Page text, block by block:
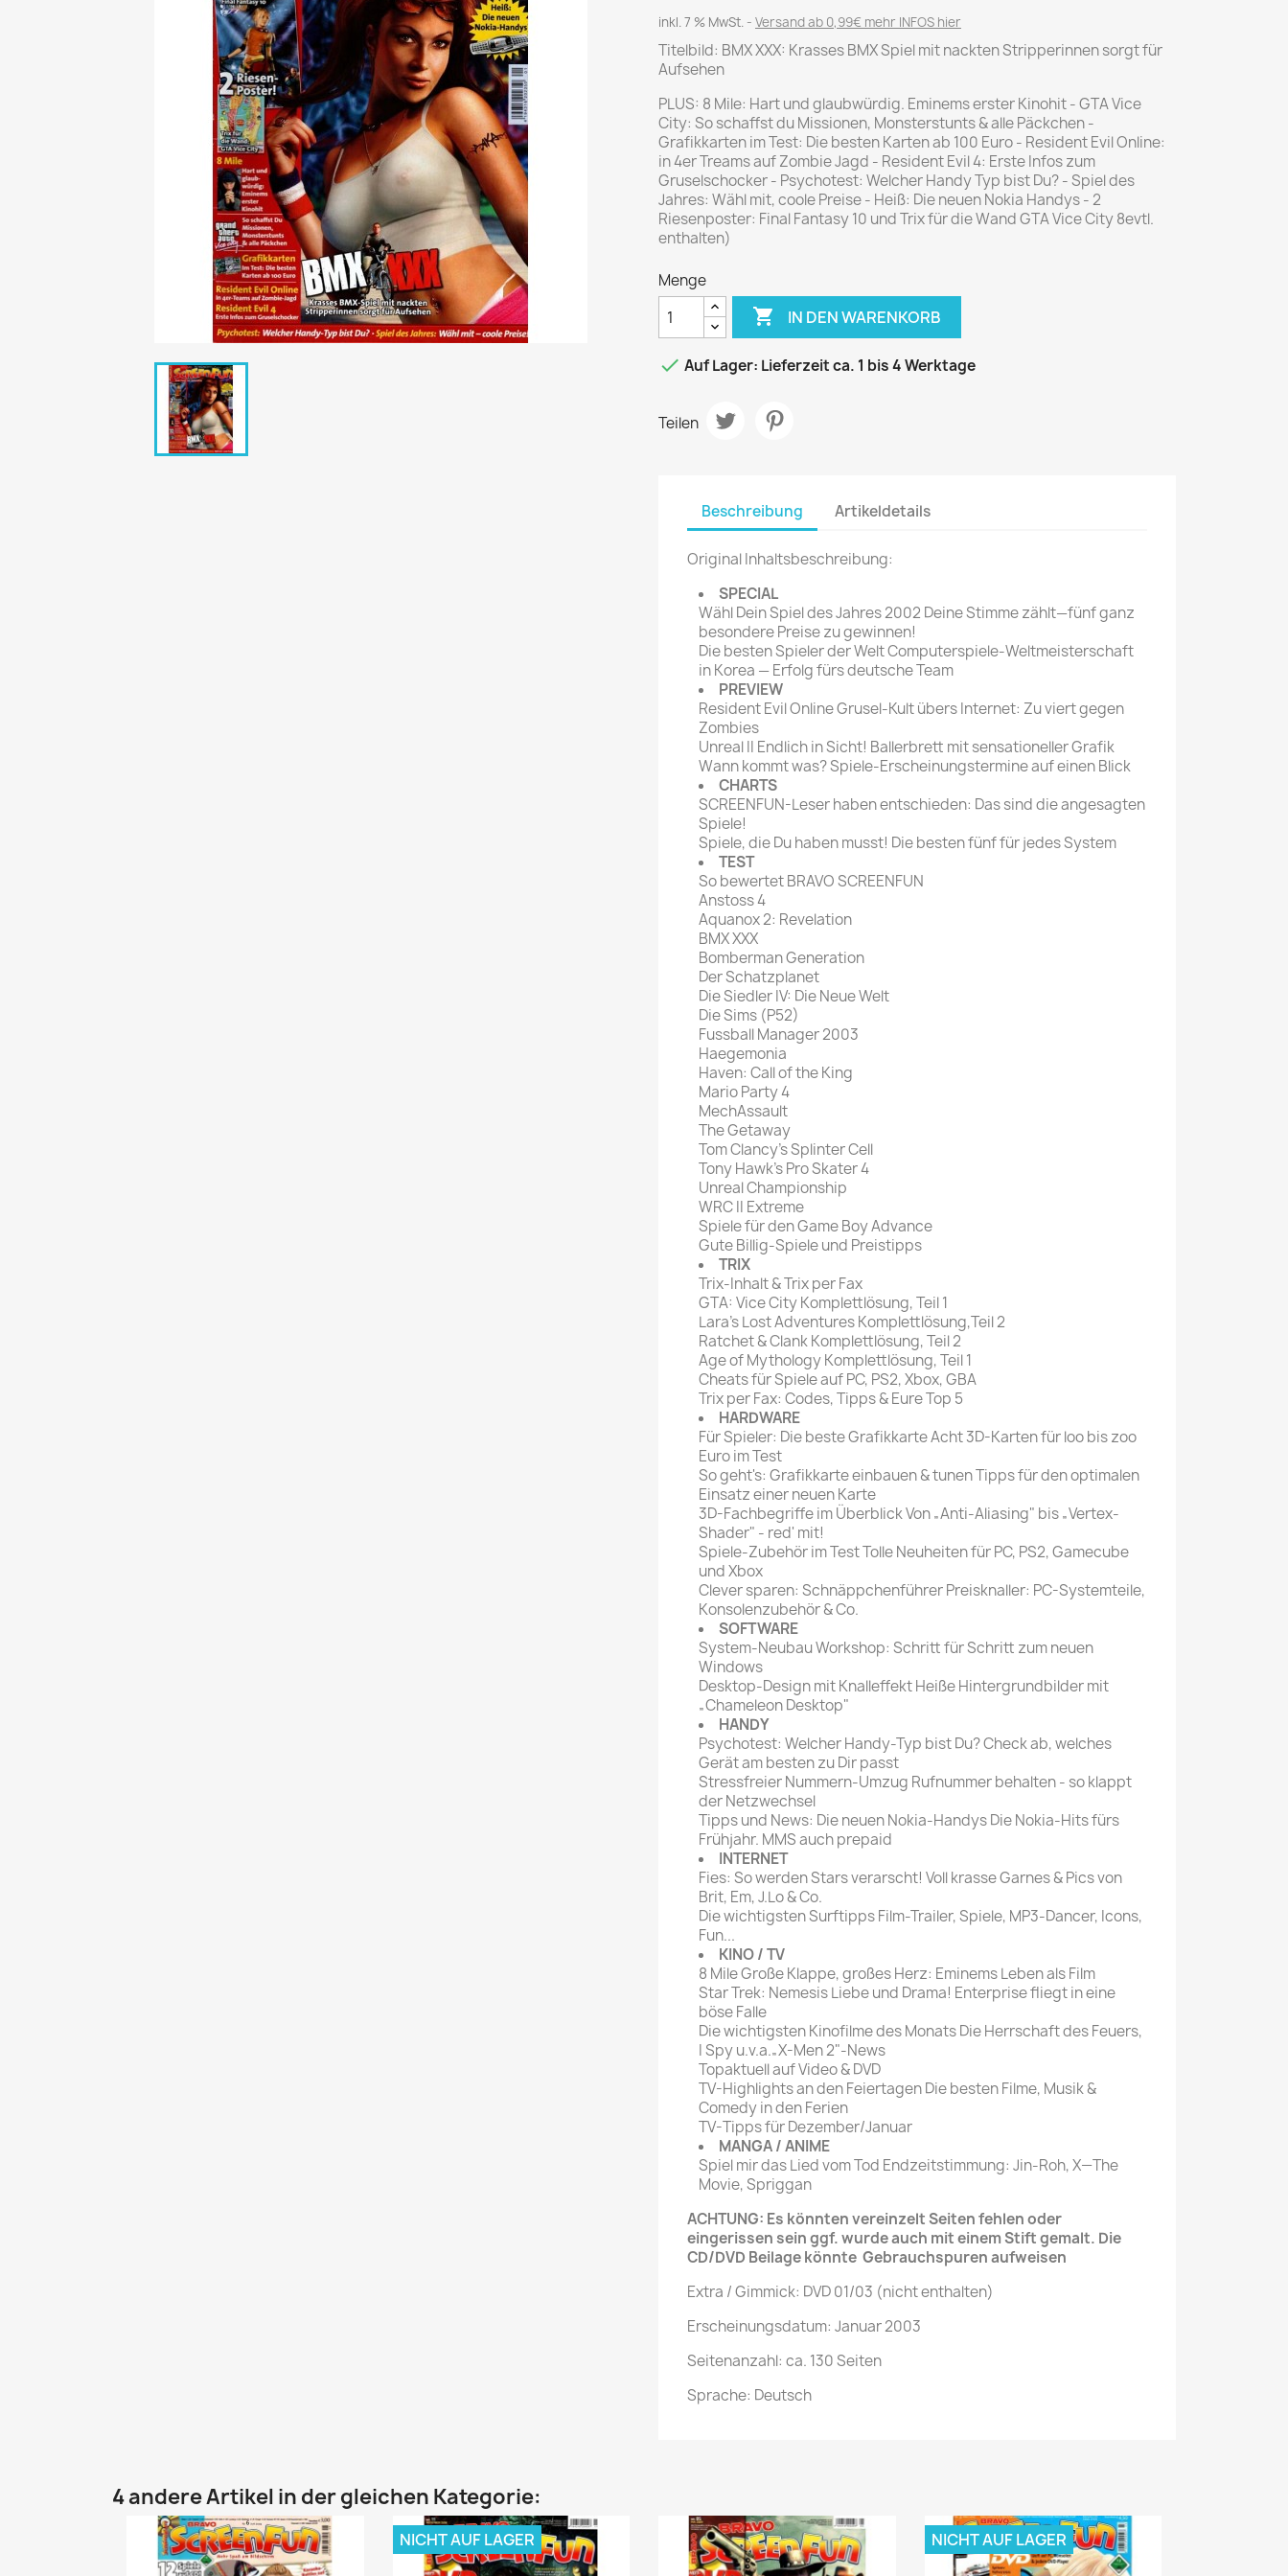
POP Rocky
Yam!
Gute Fahrt
Klassik Motorrad
Motor Klassik
Motorrad Classic
Motorrad Zeitschrift
Oldtimer Markt
Programmhefte Rennen
Rallye Racing
TOURENFAHRER
P.M. Biografie
PM Magazin
MUSIK
Breakout
Graceland
JUICE
MODE
Anna burda
Der Stern
Für Sie
URLAUB
TAGES &
WOCHENZEITUNGEN
Bildzeitung
Frankfurter Allgemeine
Magazin
Frankfurter Illustrierte
SONSTIGE
Sonstige
Magazine
inkl. 7 % MwSt. Versand ab 0,99€ mehr INFOS hier
Titelbild: BMX XXX: Krasses BMX Spiel mit nackten Stripperinnen sorgt für
Aufsehen
PLUS: 8 Mile: Hart und glaubwürdig. Eminems erster Kinohit - GTA Vice
City: So schaffst du Missionen, Monsterstunts & alle Päckchen -
Grafikkarten im Test: Die besten Karten ab 100 Euro - Resident Evil Online:
in 4er Treams auf Zombie Jagd - Resident Evil 4: Erste Infos zum
Gruselschocker - Psychotest: Welcher Handy Typ bist Du? - Spiel des
Jahres: Wähl mit, coole Preise - Heiß: Die neuen Nokia Handys - 2
Riesenposter: Final Fantasy 10 und Trix für die Wand GTA Vice City 8evtl.
enthalten)
Menge
 IN DEN WARENKORB
 Auf Lager: Lieferzeit ca. 1 bis 4 Werktage
Teilen
Beschreibung Artikeldetails
Original Inhaltsbeschreibung:
SPECIAL
Wähl Dein Spiel des Jahres 2002 Deine Stimme zählt—fünf ganz
besondere Preise zu gewinnen!
Die besten Spieler der Welt Computerspiele-Weltmeisterschaft
in Korea — Erfolg fürs deutsche Team
PREVIEW
Resident Evil Online Grusel-Kult übers Internet: Zu viert gegen
Zombies
Unreal II Endlich in Sicht! Ballerbrett mit sensationeller Grafik
Wann kommt was? Spiele-Erscheinungstermine auf einen Blick
CHARTS
SCREENFUN-Leser haben entschieden: Das sind die angesagten
Spiele!
Spiele, die Du haben musst! Die besten fünf für jedes System
TEST
So bewertet BRAVO SCREENFUN
Anstoss 4
Aquanox 2: Revelation
BMX XXX
Bomberman Generation
Der Schatzplanet
Die Siedler IV: Die Neue Welt
Die Sims (P52)
Fussball Manager 2003
Haegemonia
Haven: Call of the King
Mario Party 4
MechAssault
The Getaway
Tom Clancy's Splinter Cell
Tony Hawk's Pro Skater 4
Unreal Championship
WRC II Extreme
Spiele für den Game Boy Advance
Gute Billig-Spiele und Preistipps
TRIX
Trix-Inhalt & Trix per Fax
GTA: Vice City Komplettlösung, Teil 1
Lara's Lost Adventures Komplettlösung,Teil 2
Ratchet & Clank Komplettlösung, Teil 2
Age of Mythology Komplettlösung, Teil 1
Cheats für Spiele auf PC, PS2, Xbox, GBA
Trix per Fax: Codes, Tipps & Eure Top 5
HARDWARE
Für Spieler: Die beste Grafikkarte Acht 3D-Karten für loo bis zoo
Euro im Test
So geht's: Grafikkarte einbauen & tunen Tipps für den optimalen
Einsatz einer neuen Karte
3D-Fachbegriffe im Überblick Von „Anti-Aliasing" bis „Vertex-
Shader" - red' mit!
Spiele-Zubehör im Test Tolle Neuheiten für PC, PS2, Gamecube
und Xbox
Clever sparen: Schnäppchenführer Preisknaller: PC-Systemteile,
Konsolenzubehör & Co.
SOFTWARE
System-Neubau Workshop: Schritt für Schritt zum neuen
Windows
Desktop-Design mit Knalleffekt Heiße Hintergrundbilder mit
„Chameleon Desktop"
HANDY
Psychotest: Welcher Handy-Typ bist Du? Check ab, welches
Gerät am besten zu Dir passt
Stressfreier Nummern-Umzug Rufnummer behalten - so klappt
der Netzwechsel
Tipps und News: Die neuen Nokia-Handys Die Nokia-Hits fürs
Frühjahr. MMS auch prepaid
INTERNET
Fies: So werden Stars verarscht! Voll krasse Garnes & Pics von
Brit, Em, J.Lo & Co.
Die wichtigsten Surftipps Film-Trailer, Spiele, MP3-Dancer, Icons,
Fun...
KINO / TV
8 Mile Große Klappe, großes Herz: Eminems Leben als Film
Star Trek: Nemesis Liebe und Drama! Enterprise fliegt in eine
böse Falle
Die wichtigsten Kinofilme des Monats Die Herrschaft des Feuers,
I Spy u.v.a.„X-Men 2"-News
Topaktuell auf Video & DVD
TV-Highlights an den Feiertagen Die besten Filme, Musik &
Comedy in den Ferien
TV-Tipps für Dezember/Januar
MANGA / ANIME
Spiel mir das Lied vom Tod Endzeitstimmung: Jin-Roh, X—The
Movie, Spriggan
ACHTUNG: Es könnten vereinzelt Seiten fehlen oder
eingerissen sein ggf. wurde auch mit einem Stift gemalt. Die
CD/DVD Beilage könnte Gebrauchspuren aufweisen
Extra / Gimmick: DVD 01/03 (nicht enthalten)
Erscheinungsdatum: Januar 2003
Seitenanzahl: ca. 130 Seiten
Sprache: Deutsch
4 andere Artikel in der gleichen Kategorie:
NICHT AUF LAGER NICHT AUF LAGER